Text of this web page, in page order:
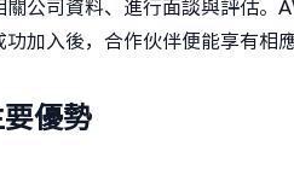
公司資料、進行面談與評估。
加入後，合作伙伴便能享有相
優勢